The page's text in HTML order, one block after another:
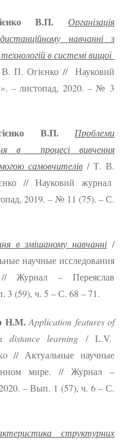
В.П.
Організація
навчанні з
в системі вищої
П. Огієнко // Науковий
– листопад, 2020. – № 3
В.П.
Проблеми
в процесі вивчення
самовчителів/ Т. В.
// Науковий журнал
2019. – № 11 (75). – С.
в змішаному навчанні /
научные исследования
Журнал – Переяслав
3 (59), ч. 5 – С. 68 – 71.
Н.М. Application features of
distance learning / L.V.
// Актуальные научные
мире. // Журнал –
– Вып. 1 (57), ч. 6 – С.
структурних